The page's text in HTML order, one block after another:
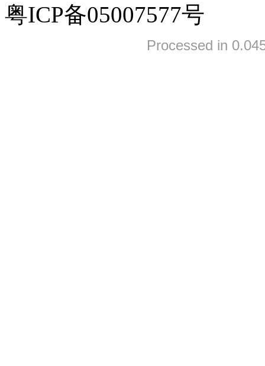
粤ICP备05007577号
Processed in